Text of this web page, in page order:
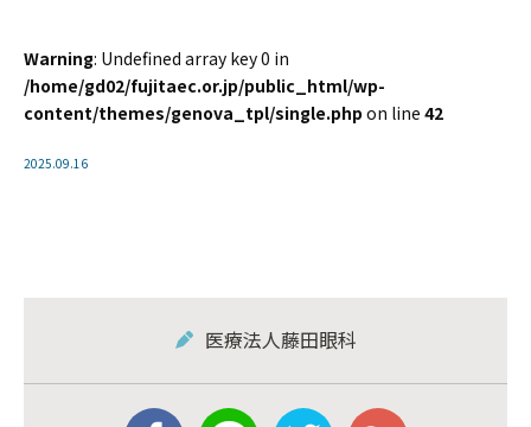
Warning: Undefined array key 0 in
/home/gd02/fujitaec.or.jp/public_html/wp-
content/themes/genova_tpl/single.php on line 42
2025.09.16
医療法人藤田眼科